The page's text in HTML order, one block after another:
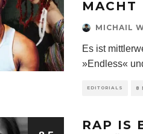
MACHT
MICHAIL
Es ist
»Endless«
EDITORIALS 8
RAP IS